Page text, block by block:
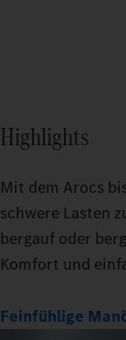
Highlights
Mit dem Arocs
schwere Lasten
bergauf oder
Komfort und
Feinfühlige